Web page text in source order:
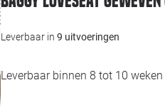
Leverbaar in 9 uitvoeringen
Leverbaar binnen 8 tot 10 weken